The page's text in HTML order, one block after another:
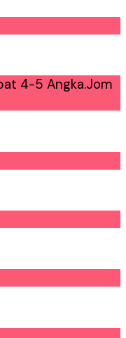
4-5 Angka.Jom